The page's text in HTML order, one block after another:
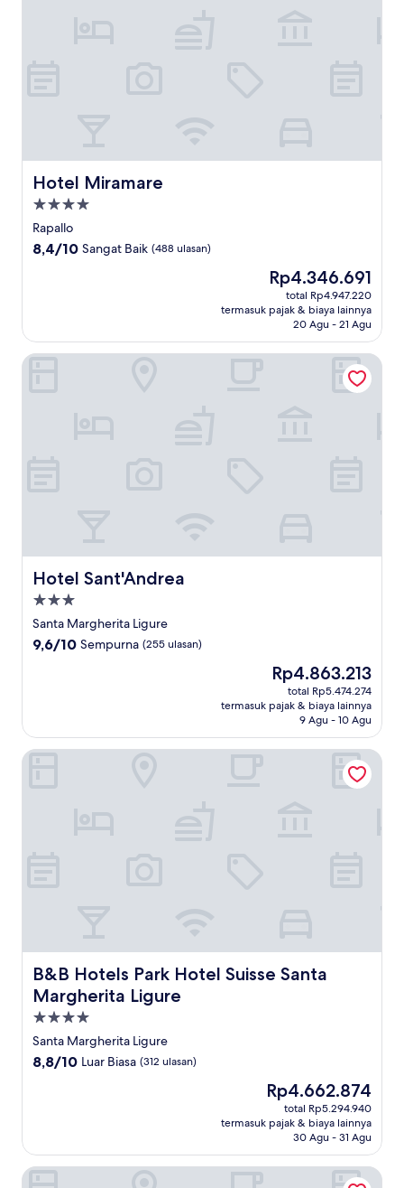
Hotel Miramare
Hotel Miramare
Properti
bintang
4.0
Rapallo
8.4
ulasan)
8,4/10 Sangat Baik (488 ulasan)
Harga
sekarang
Rp4.346.691
Rp4.346.691
total Rp4.947.220
termasuk pajak & biaya lainnya
20 Agu - 21 Agu
Hotel Sant'Andrea
Hotel Sant'Andrea
Properti
bintang
3.0
Santa Margherita Ligure
9.6
9,6/10 Sempurna (255 ulasan)
Harga
sekarang
Rp4.863.213
Rp4.863.213
total Rp5.474.274
termasuk pajak & biaya lainnya
9 Agu - 10 Agu
Hotel Sant'Andrea
B&B Hotels Park Hotel Suisse Santa
Margherita Ligure
B&B Hotels Park Hotel Suisse Santa Margherita Ligure
Properti
bintang
4.0
Santa Margherita Ligure
8.8
ulasan)
8,8/10 Luar Biasa (312 ulasan)
Harga
sekarang
Rp4.662.874
Rp4.662.874
total Rp5.294.940
termasuk pajak & biaya lainnya
30 Agu - 31 Agu
B&B Hotels Park Hotel Suisse Santa Margherita Ligure
Albergo Annabella